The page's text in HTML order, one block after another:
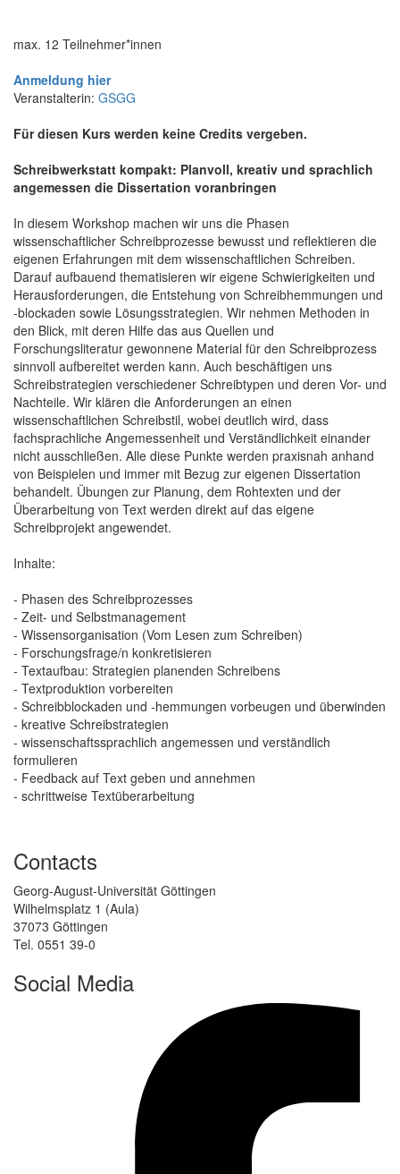
max. 12 Teilnehmer*innen
Anmeldung hier
Veranstalterin: GSGG
Für diesen Kurs werden keine Credits vergeben.
Schreibwerkstatt kompakt: Planvoll, kreativ und sprachlich
angemessen die Dissertation voranbringen
In diesem Workshop machen wir uns die Phasen
wissenschaftlicher Schreibprozesse bewusst und reflektieren die
eigenen Erfahrungen mit dem wissenschaftlichen Schreiben.
Darauf aufbauend thematisieren wir eigene Schwierigkeiten und
Herausforderungen, die Entstehung von Schreibhemmungen und
-blockaden sowie Lösungsstrategien. Wir nehmen Methoden in
den Blick, mit deren Hilfe das aus Quellen und
Forschungsliteratur gewonnene Material für den Schreibprozess
sinnvoll aufbereitet werden kann. Auch beschäftigen uns
Schreibstrategien verschiedener Schreibtypen und deren Vor- und
Nachteile. Wir klären die Anforderungen an einen
wissenschaftlichen Schreibstil, wobei deutlich wird, dass
fachsprachliche Angemessenheit und Verständlichkeit einander
nicht ausschließen. Alle diese Punkte werden praxisnah anhand
von Beispielen und immer mit Bezug zur eigenen Dissertation
behandelt. Übungen zur Planung, dem Rohtexten und der
Überarbeitung von Text werden direkt auf das eigene
Schreibprojekt angewendet.
Inhalte:
- Phasen des Schreibprozesses
- Zeit- und Selbstmanagement
- Wissensorganisation (Vom Lesen zum Schreiben)
- Forschungsfrage/n konkretisieren
- Textaufbau: Strategien planenden Schreibens
- Textproduktion vorbereiten
- Schreibblockaden und -hemmungen vorbeugen und überwinden
- kreative Schreibstrategien
- wissenschaftssprachlich angemessen und verständlich
formulieren
- Feedback auf Text geben und annehmen
- schrittweise Textüberarbeitung
Contacts
Georg-August-Universität Göttingen
Wilhelmsplatz 1 (Aula)
37073 Göttingen
Tel. 0551 39-0
Social Media